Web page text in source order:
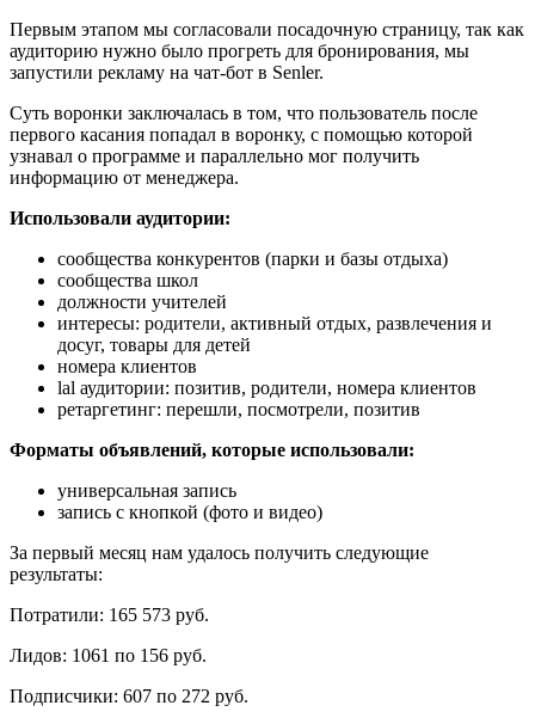
Первым этапом мы согласовали посадочную страницу, так как
аудиторию нужно было прогреть для бронирования, мы
запустили рекламу на чат-бот в Senler.
Суть воронки заключалась в том, что пользователь после
первого касания попадал в воронку, с помощью которой
узнавал о программе и параллельно мог получить
информацию от менеджера.
Использовали аудитории:
сообщества конкурентов (парки и базы отдыха)
сообщества школ
должности учителей
интересы: родители, активный отдых, развлечения и
досуг, товары для детей
номера клиентов
lal аудитории: позитив, родители, номера клиентов
ретаргетинг: перешли, посмотрели, позитив
Форматы объявлений, которые использовали:
универсальная запись
запись с кнопкой (фото и видео)
За первый месяц нам удалось получить следующие
результаты:
Потратили: 165 573 руб.
Лидов: 1061 по 156 руб.
Подписчики: 607 по 272 руб.